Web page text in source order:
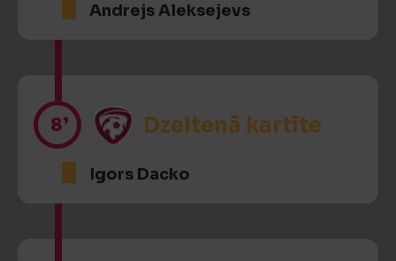
Andrejs Aleksejevs
8’ Dzeltenā kartīte
Igors Dacko